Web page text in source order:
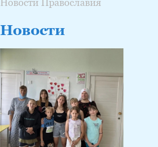
Новости Православия
Новости